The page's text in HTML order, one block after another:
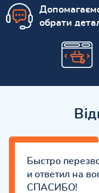
обрати
Быстро
и ответил на
СПАСИБО!